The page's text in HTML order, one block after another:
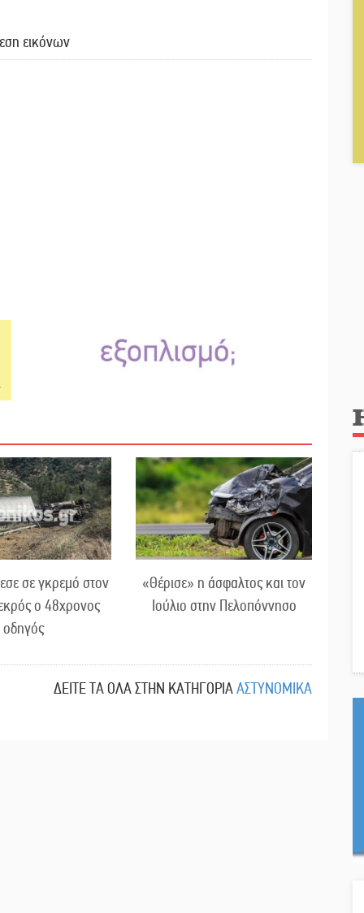
εικόνων
σε γκρεμό στον
ο 48χρονος
οδηγός
«Θέρισε» η άσφαλτος και τον
Ιούλιο στην Πελοπόννησο
ΔΕΙΤΕ ΤΑ ΟΛΑ ΣΤΗΝ ΚΑΤΗΓΟΡΙΑΑΣΤΥΝΟΜΙΚΑ